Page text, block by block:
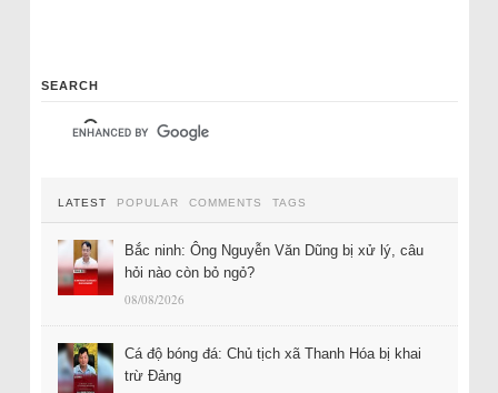
SEARCH
LATEST POPULAR COMMENTS TAGS
Bắc ninh: Ông Nguyễn Văn Dũng bị xử lý, câu
hỏi nào còn bỏ ngỏ?
08/08/2026
Cá độ bóng đá: Chủ tịch xã Thanh Hóa bị khai
trừ Đảng